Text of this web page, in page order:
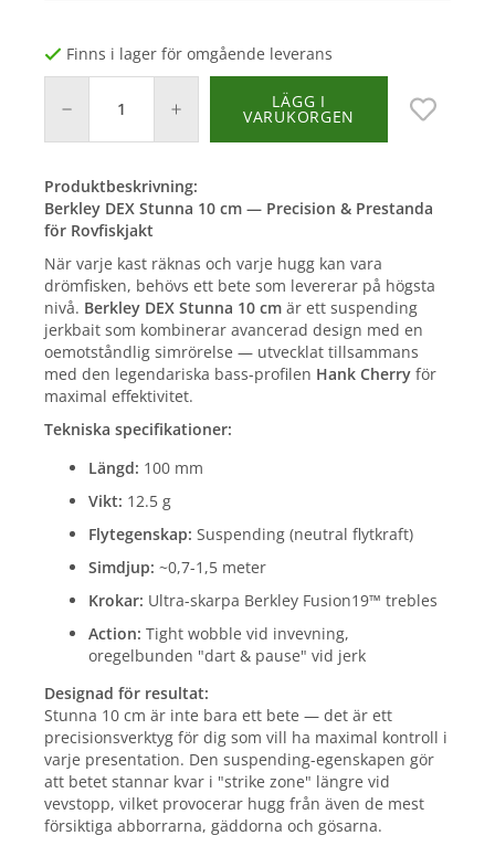
Finns i lager för omgående leverans
LÄGG I
VARUKORGEN
Produktbeskrivning:
Berkley DEX Stunna 10 cm — Precision & Prestanda
för Rovfiskjakt
När varje kast räknas och varje hugg kan vara
drömfisken, behövs ett bete som levererar på högsta
nivå. Berkley DEX Stunna 10 cm är ett suspending
jerkbait som kombinerar avancerad design med en
oemotståndlig simrörelse — utvecklat tillsammans
med den legendariska bass-profilen Hank Cherry för
maximal effektivitet.
Tekniska specifikationer:
Längd: 100 mm
Vikt: 12.5 g
Flytegenskap: Suspending (neutral flytkraft)
Simdjup: ~0,7-1,5 meter
Krokar: Ultra-skarpa Berkley Fusion19™ trebles
Action: Tight wobble vid invevning,
oregelbunden "dart & pause" vid jerk
Designad för resultat:
Stunna 10 cm är inte bara ett bete — det är ett
precisionsverktyg för dig som vill ha maximal kontroll i
varje presentation. Den suspending-egenskapen gör
att betet stannar kvar i "strike zone" längre vid
vevstopp, vilket provocerar hugg från även de mest
försiktiga abborrarna, gäddorna och gösarna.